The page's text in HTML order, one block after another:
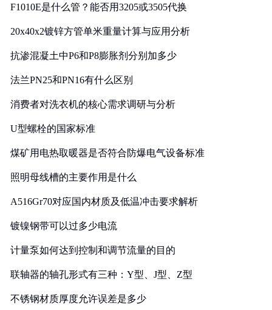
F1010E是什么管？能否用3205或3505代换
20x40x2镀锌方管单米重量计算与应用分析
抗渗混凝土中P6和P8膨胀剂分别加多少
法兰PN25和PN16有什么区别
消费者对洗衣机的核心需求调研与分析
U型螺栓的国家标准
煤矿用电热取暖器是否符合防爆电气设备标准
照明母线槽的主要作用是什么
A516Gr70对应国内材质及低温冲击要求解析
镀镍钢带可以过多少电流
计量泵如何达到控制和调节流量的目的
联轴器的轴孔形式有三种：Y型、J型、Z型
不锈钢材质厚度允许误差是多少